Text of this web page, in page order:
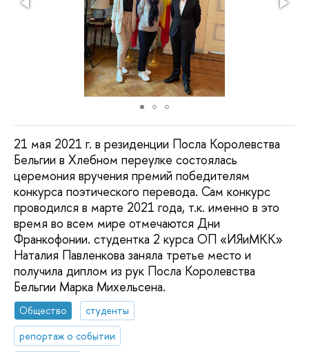
21 мая 2021 г. в резиденции Посла Королевства
Бельгии в Хлебном переулке состоялась
церемония вручения премий победителям
конкурса поэтического перевода. Сам конкурс
проводился в марте 2021 года, т.к. именно в это
время во всем мире отмечаются Дни
Франкофонии. студентка 2 курса ОП «ИЯиМКК»
Наталия Павленкова заняла третье место и
получила диплом из рук Посла Королевства
Бельгии Марка Михельсена.
Общество
студенты
репортаж о событии